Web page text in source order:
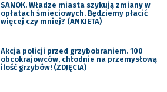
SANOK. Władze miasta szykują zmiany w
opłatach śmieciowych. Będziemy płacić
więcej czy mniej? (ANKIETA)
Akcja policji przed grzybobraniem. 100
obcokrajowców, chłodnie na przemysłową
ilość grzybów! (ZDJĘCIA)